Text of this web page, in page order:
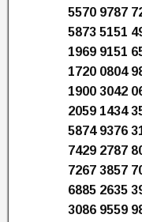
5570 9787
5873 5151
1969 9151
1720 0804
1900 3042
2059 1434
5874 9376
7429 2787
7267 3857
6885 2635
3086 9559